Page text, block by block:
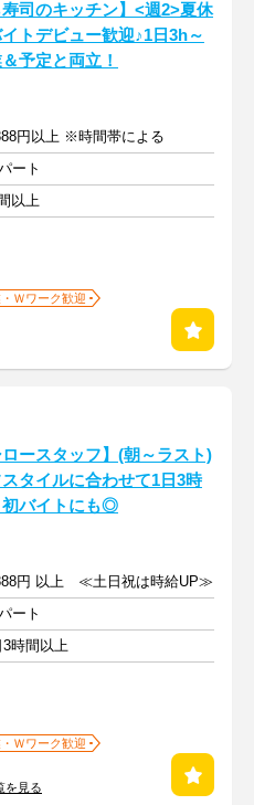
寿司のキッチン】<週2>夏休
トデビュー歓迎♪1日3h～
予定と両立！
円以上 ※時間帯による
ート
以上
Ｗワーク歓迎
ロースタッフ】(朝～ラスト)
タイルに合わせて1日3時
初バイトにも◎
円 以上 ≪土日祝は時給UP≫
ート
時間以上
Ｗワーク歓迎
を見る